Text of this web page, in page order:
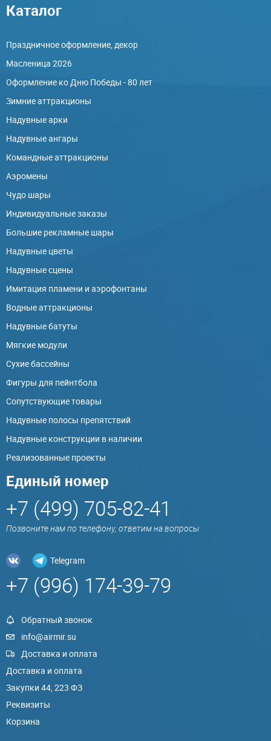
Каталог
Праздничное оформление, декор
Масленица 2026
Оформление ко Дню Победы - 80 лет
Зимние аттракционы
Надувные арки
Надувные ангары
Командные аттракционы
Аэромены
Чудо шары
Индивидуальные заказы
Большие рекламные шары
Надувные цветы
Надувные сцены
Имитация пламени и аэрофонтаны
Водные аттракционы
Надувные батуты
Мягкие модули
Сухие бассейны
Фигуры для пейнтбола
Сопутствующие товары
Надувные полосы препятствий
Надувные конструкции в наличии
Реализованные проекты
Единый номер
+7 (499) 705-82-41
Позвоните нам по телефону, ответим на вопросы
Telegram
+7 (996) 174-39-79
Обратный звонок
info@airmir.su
Доставка и оплата
Доставка и оплата
Закупки 44, 223 ФЗ
Реквизиты
Корзина